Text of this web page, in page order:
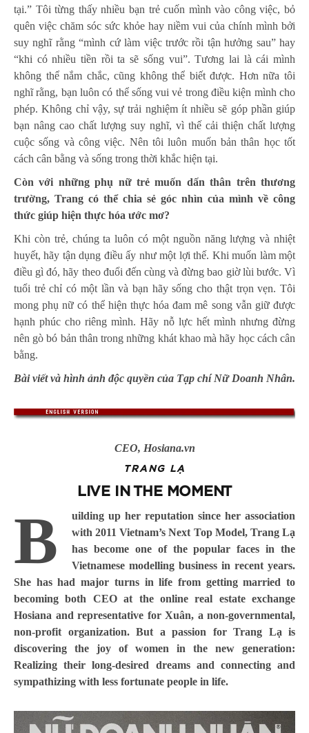
tại.” Tôi từng thấy nhiều bạn trẻ cuốn mình vào công việc, bỏ
quên việc chăm sóc sức khỏe hay niềm vui của chính mình bởi
suy nghĩ rằng “mình cứ làm việc trước rồi tận hưởng sau” hay
“khi có nhiều tiền rồi ta sẽ sống vui”. Tương lai là cái mình
không thể nắm chắc, cũng không thể biết được. Hơn nữa tôi
nghĩ rằng, bạn luôn có thể sống vui vẻ trong điều kiện mình cho
phép. Không chỉ vậy, sự trải nghiệm ít nhiều sẽ góp phần giúp
bạn nâng cao chất lượng suy nghĩ, vì thế cải thiện chất lượng
cuộc sống và công việc. Nên tôi luôn muốn bản thân học tốt
cách cân bằng và sống trong thời khắc hiện tại.
Còn với những phụ nữ trẻ muốn dấn thân trên thương
trường, Trang có thể chia sẻ góc nhìn của mình về công
thức giúp hiện thực hóa ước mơ?
Khi còn trẻ, chúng ta luôn có một nguồn năng lượng và nhiệt
huyết, hãy tận dụng điều ấy như một lợi thế. Khi muốn làm một
điều gì đó, hãy theo đuổi đến cùng và đừng bao giờ lùi bước. Vì
tuổi trẻ chỉ có một lần và bạn hãy sống cho thật trọn vẹn. Tôi
mong phụ nữ có thể hiện thực hóa đam mê song vẫn giữ được
hạnh phúc cho riêng mình. Hãy nỗ lực hết mình nhưng đừng
nên gò bó bản thân trong những khát khao mà hãy học cách cân
bằng.
Bài viết và hình ảnh độc quyền của Tạp chí Nữ Doanh Nhân.
CEO, Hosiana.vn
TRANG LẠ
LIVE IN THE MOMENT
B
uilding up her reputation since her association
with 2011 Vietnam’s Next Top Model, Trang Lạ
has become one of the popular faces in the
Vietnamese modelling business in recent years.
She has had major turns in life from getting married to
becoming both CEO at the online real estate exchange
Hosiana and representative for Xuân, a non-governmental,
non-profit organization. But a passion for Trang Lạ is
discovering the joy of women in the new generation:
Realizing their long-desired dreams and connecting and
sympathizing with less fortunate people in life.